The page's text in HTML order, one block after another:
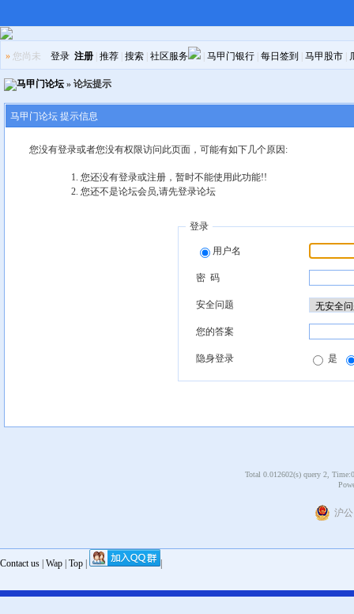
» 您尚未 登录 注册 推荐 搜索 社区服务 马甲门银行 每日签到 马甲股市
马甲门论坛 » 论坛提示
马甲门论坛 提示信息
您没有登录或者您没有权限访问此页面，可能有如下几个原因:
您还没有登录或注册，暂时不能使用此功能!!
您还不是论坛会员,请先登录论坛
登录
用户名
密 码
安全问题
您的答案
隐身登录 是
Total 0.012602(s) query 2,
沪公
Contact us Wap Top